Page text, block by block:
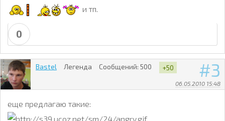
и тп.
0
3
06.05.2010 15:48
Bastel Легенда Сообщений: 500 +50
еще предлагаю такие: